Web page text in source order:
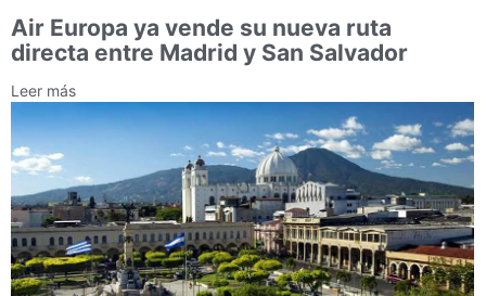
Air Europa ya vende su nueva ruta
directa entre Madrid y San Salvador
Leer más